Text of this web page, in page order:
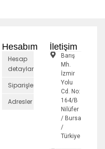
Hesabım
Hesap
detayları
Siparişler
Adresler
İletişim
Barış
Mh.
İzmir
Yolu
Cd. No:
164/B
Nilüfer
/ Bursa
/
Türkiye